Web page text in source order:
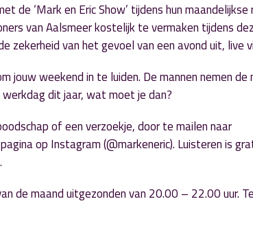
de ‘Mark en Eric Show’ tijdens hun
van Aalsmeer kostelijk te vermaken tijdens
zekerheid van het gevoel van een avond uit, live
jouw weekend in te luiden. De mannen nemen de
dit jaar, wat moet je dan?
of een verzoekje, door te mailen naar
op Instagram (@markeneric). Luisteren is
de maand uitgezonden van 20.00 – 22.00 uur.